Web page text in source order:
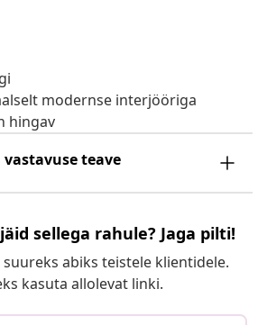
modernse interjööriga
hingav
teave
sellega rahule? Jaga pilti!
abiks teistele klientidele.
kasuta allolevat linki.